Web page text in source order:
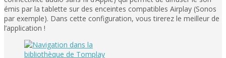
émis par la tablette sur des enceintes compatibles Airplay (Sonos
par exemple). Dans cette configuration, vous tirerez le meilleur de
l’application !